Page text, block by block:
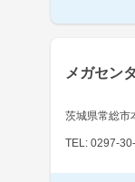
メガセン
茨城県常総市
TEL: 0297-